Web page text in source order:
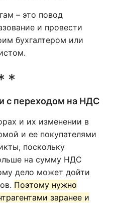
– это повод
и провести
бухгалтером или
с переходом на НДС
и их изменении в
и ее покупателями
поскольку
на сумму НДС
дело может дойти
Поэтому нужно
заранее и